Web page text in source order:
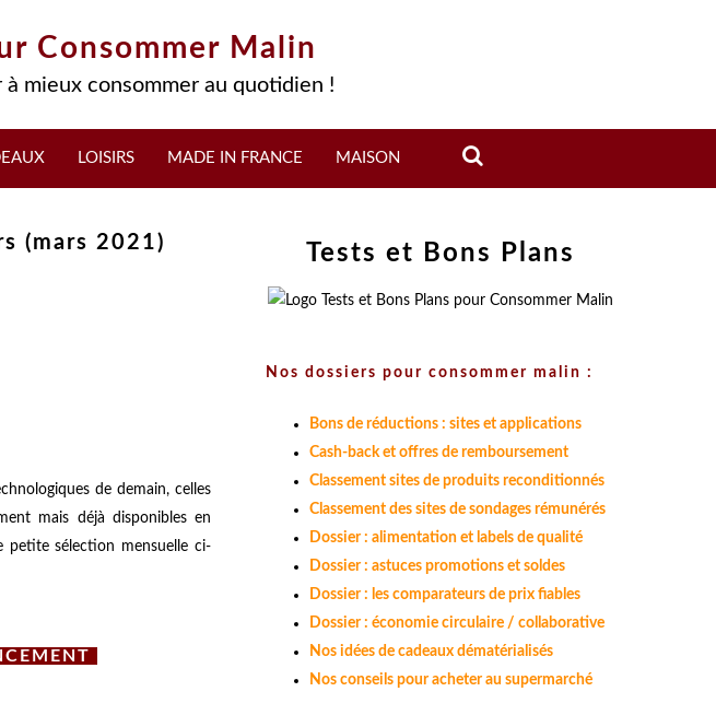
Consommer Malin
mieux consommer au quotidien !
LOISIRS MADE IN FRANCE MAISON
(mars 2021)
de demain, celles
mais déjà disponibles en
petite sélection mensuelle ci-
Tests et Bons Plans
Nos dossiers pour consommer malin :
Bons de réductions : sites et applications
Cash-back et offres de remboursement
Classement sites de produits reconditionnés
Classement des sites de sondages rémunérés
Dossier : alimentation et labels de qualité
Dossier : astuces promotions et soldes
Dossier : les comparateurs de prix fiables
Dossier : économie circulaire / collaborative
Nos idées de cadeaux dématérialisés
Nos conseils pour acheter au supermarché